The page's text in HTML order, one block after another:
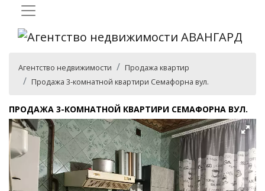
Агентство недвижимости
Продажа квартир
Продажа 3-комнатной квартири Семафорна вул.
ПРОДАЖА 3-КОМНАТНОЙ КВАРТИРИ СЕМАФОРНА ВУЛ.